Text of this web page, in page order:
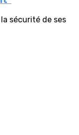
sécurité de ses